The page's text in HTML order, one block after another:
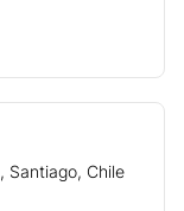
, Santiago, Chile